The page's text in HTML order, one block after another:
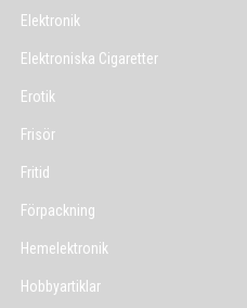
Elektronik
Elektroniska Cigaretter
Erotik
Frisör
Fritid
Förpackning
Hemelektronik
Hobbyartiklar